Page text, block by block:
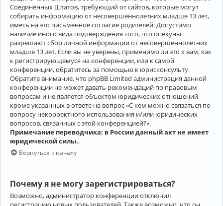
Соединённых Штатов, требующий от сайтов, которые могут
собирать информацию от несовершеннолетних младше 13 лет,
иметь на это письменное согласие родителей. Допустимо
наличие иного вида подтверждения того, что опекуны
разрешают сбор личной информации от несовершеннолетних
младше 13 лет. Если вы не уверены, применимо ли это к вам, как
к регистрирующемуся на конференции, или к самой
конференции, обратитесь за помощью к юрисконсульту.
Обратите внимание, что phpBB Limited администрация данной
конференции не может давать рекомендаций по правовым
вопросам и не является объектом юридических отношений,
кроме указанных в ответе на вопрос «С кем можно связаться по
вопросу некорректного использования и/или юридических
вопросов, связанных с этой конференцией?».
Примечание переводчика: в России данный акт не имеет
юридической силы..
Вернуться к началу
Почему я не могу зарегистрироваться?
Возможно, администратор конференции отключил